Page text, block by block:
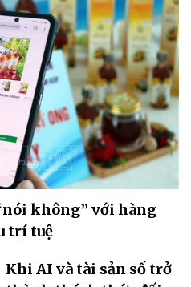
không” với hàng
trí tuệ
Khi AI và tài sản số trở